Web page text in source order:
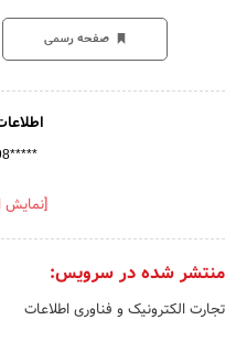
صفحه رسمی
[نمایش
منتشر شده در سرویس:
تجارت الکترونیک و فناوری اطلاعات